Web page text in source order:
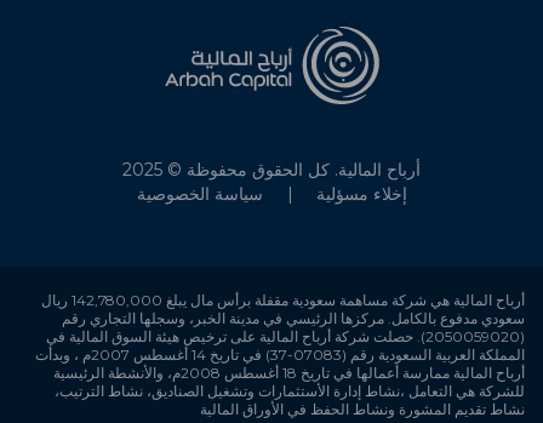
أرباح المالية. كل الحقوق محفوظة © 2025
إخلاء مسؤلية
سياسة الخصوصية
أرباح المالية هي شركة مساهمة سعودية مقفلة برأس مال يبلغ 142,780,000 ريال
سعودي مدفوع بالكامل. مركزها الرئيسي في مدينة الخبر، وسجلها التجاري رقم
(2050059020). حصلت شركة أرباح المالية على ترخيص هيئة السوق المالية في
المملكة العربية السعودية رقم (07083-37) في تاريخ 14 أغسطس 2007م ، وبدأت
أرباح المالية ممارسة أعمالها في تاريخ 18 أغسطس 2008م، والأنشطة الرئيسية
للشركة هي التعامل ،نشاط إدارة الأستثمارات وتشغيل الصناديق، نشاط الترتيب،
نشاط تقديم المشورة ونشاط الحفظ في الأوراق المالية